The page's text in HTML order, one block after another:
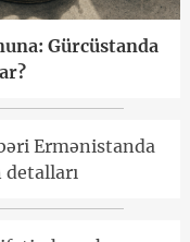
Gürcüstanda
Ermənistanda
detalları